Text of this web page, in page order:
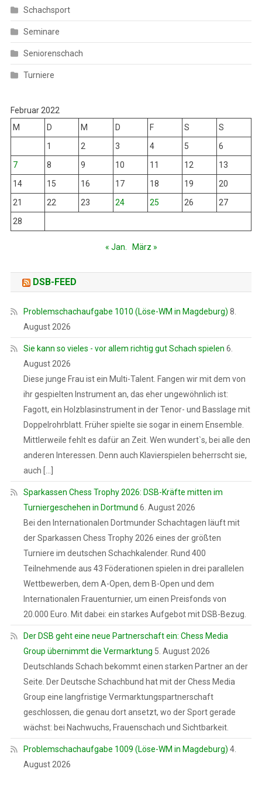
Schachsport
Seminare
Seniorenschach
Turniere
Februar 2022
M
D M D F S
S
1
2 3 4 5
6
7
8 9 10 11 12
13
14
15 16 17 18 19
20
21
22 23 24 25 26
27
28
« Jan. März »
DSB-FEED
Problemschachaufgabe 1010 (Löse-WM in Magdeburg) 8.
August 2026
Sie kann so vieles - vor allem richtig gut Schach spielen 6.
August 2026
Diese junge Frau ist ein Multi-Talent. Fangen wir mit dem von
ihr gespielten Instrument an, das eher ungewöhnlich ist:
Fagott, ein Holzblasinstrument in der Tenor- und Basslage mit
Doppelrohrblatt. Früher spielte sie sogar in einem Ensemble.
Mittlerweile fehlt es dafür an Zeit. Wen wundert`s, bei alle den
anderen Interessen. Denn auch Klavierspielen beherrscht sie,
auch […]
Sparkassen Chess Trophy 2026: DSB-Kräfte mitten im
Turniergeschehen in Dortmund 6. August 2026
Bei den Internationalen Dortmunder Schachtagen läuft mit
der Sparkassen Chess Trophy 2026 eines der größten
Turniere im deutschen Schachkalender. Rund 400
Teilnehmende aus 43 Föderationen spielen in drei parallelen
Wettbewerben, dem A-Open, dem B-Open und dem
Internationalen Frauenturnier, um einen Preisfonds von
20.000 Euro. Mit dabei: ein starkes Aufgebot mit DSB-Bezug.
Der DSB geht eine neue Partnerschaft ein: Chess Media
Group übernimmt die Vermarktung 5. August 2026
Deutschlands Schach bekommt einen starken Partner an der
Seite. Der Deutsche Schachbund hat mit der Chess Media
Group eine langfristige Vermarktungspartnerschaft
geschlossen, die genau dort ansetzt, wo der Sport gerade
wächst: bei Nachwuchs, Frauenschach und Sichtbarkeit.
Problemschachaufgabe 1009 (Löse-WM in Magdeburg) 4.
August 2026